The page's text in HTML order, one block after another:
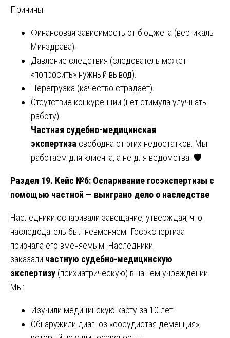
Причины:
Финансовая зависимость от бюджета (вертикаль
Минздрава).
Давление следствия (следователь может
«попросить» нужный вывод).
Перегрузка (качество страдает).
Отсутствие конкуренции (нет стимула улучшать
работу).
Частная судебно-медицинская
экспертиза свободна от этих недостатков. Мы
работаем для клиента, а не для ведомства. 🛡️
Раздел 19. Кейс №6: Оспаривание госэкспертизы с
помощью частной — выиграно дело о наследстве
Наследники оспаривали завещание, утверждая, что
наследодатель был невменяем. Госэкспертиза
признала его вменяемым. Наследники
заказали частную судебно-медицинскую
экспертизу (психиатрическую) в нашем учреждении.
Мы:
Изучили медицинскую карту за 10 лет.
Обнаружили диагноз «сосудистая деменция»,